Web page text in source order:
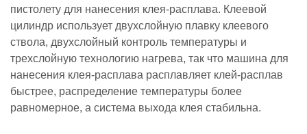
пистолету для нанесения клея-расплава. Клеевой
цилиндр использует двухслойную плавку клеевого
ствола, двухслойный контроль температуры и
трехслойную технологию нагрева, так что машина для
нанесения клея-расплава расплавляет клей-расплав
быстрее, распределение температуры более
равномерное, а система выхода клея стабильна.